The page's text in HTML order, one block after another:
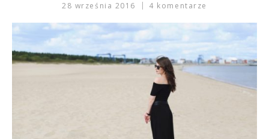
28 września 2016 4 komentarze